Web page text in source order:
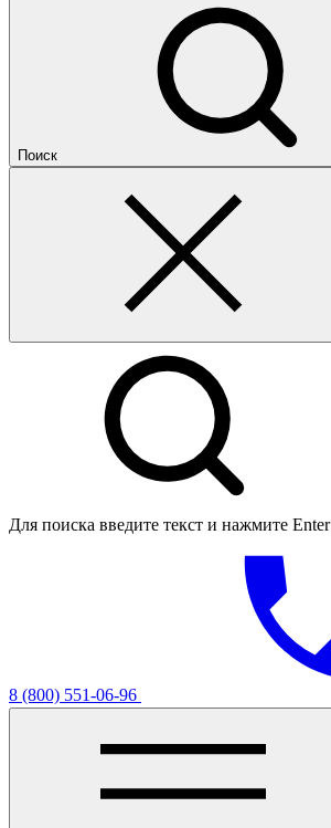
Поиск
Для поиска введите текст и нажмите Enter
8 (800) 551-06-96